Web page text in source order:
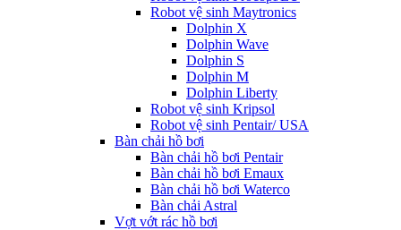
Robot vệ sinh Maytronics
Dolphin X
Dolphin Wave
Dolphin S
Dolphin M
Dolphin Liberty
Robot vệ sinh Kripsol
Robot vệ sinh Pentair/ USA
Bàn chải hồ bơi
Bàn chải hồ bơi Pentair
Bàn chải hồ bơi Emaux
Bàn chải hồ bơi Waterco
Bàn chải Astral
Vợt vớt rác hồ bơi